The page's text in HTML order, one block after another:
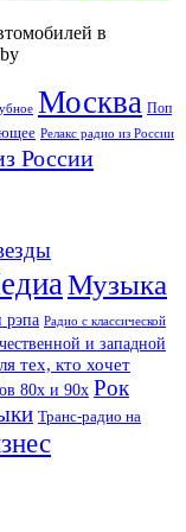
в
Москва Поп
Релакс радио из России
России
Музыка
рэпа Радио с классической
и западной
тех, кто хочет
80х и 90х Рок
Транс-радио на